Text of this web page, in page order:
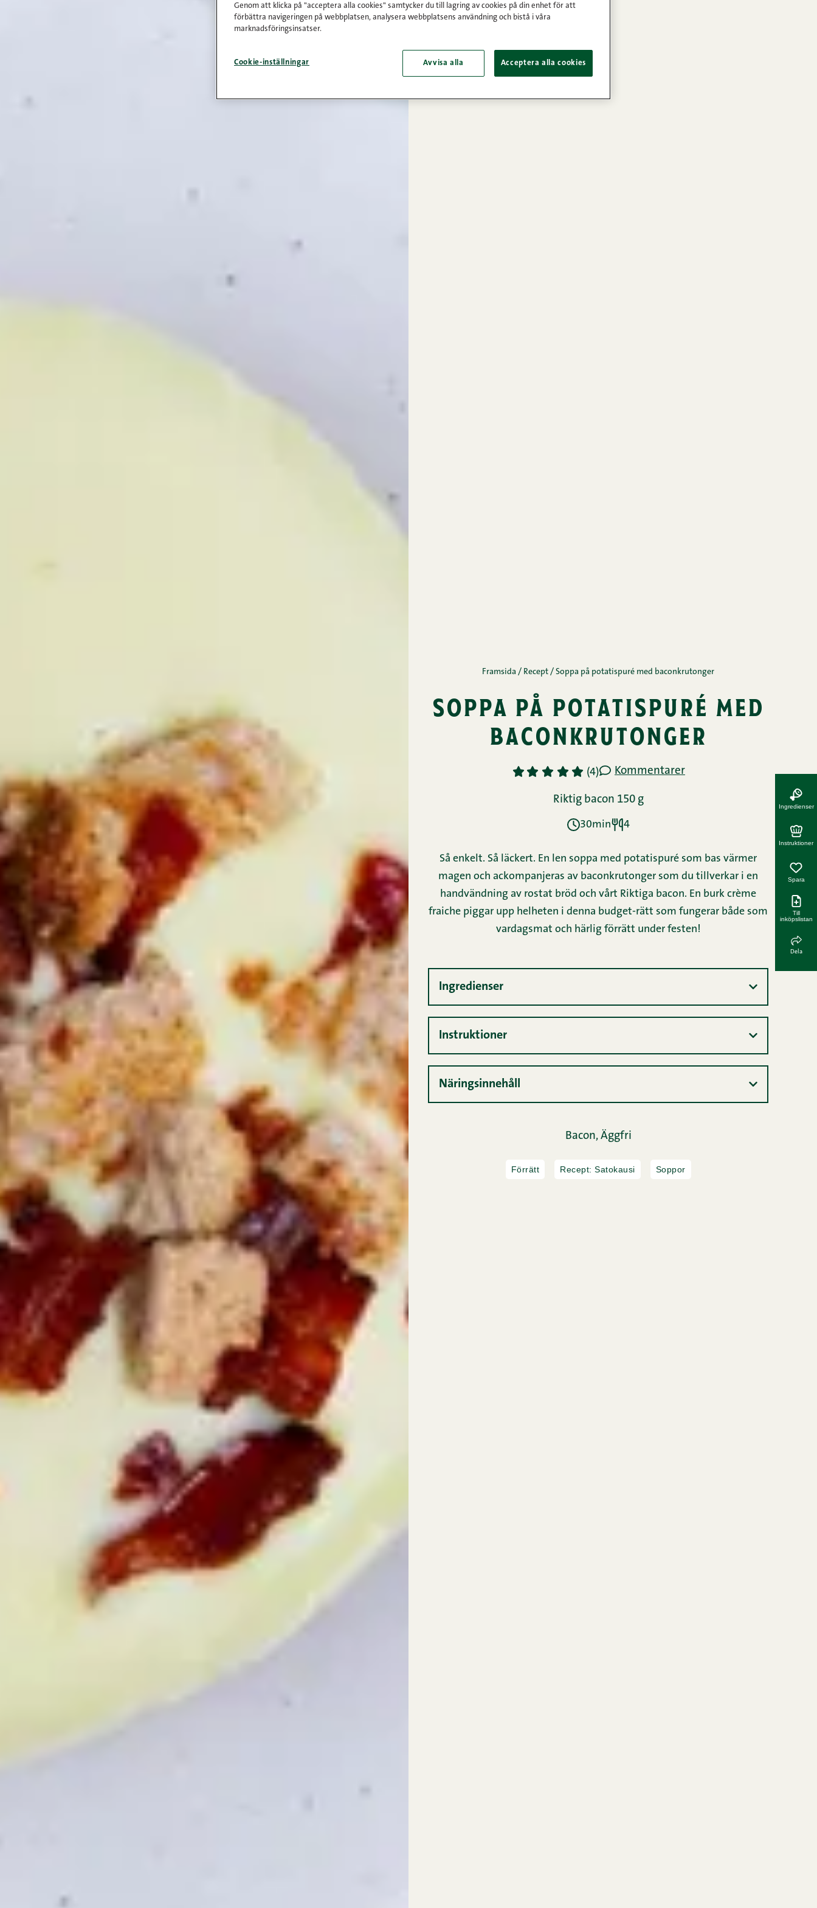
Framsida / Recept / Soppa på potatispuré med baconkrutonger
soppa på potatispuré med
baconkrutonger
1 2 3 4 5 (4) Kommentarer
Riktig bacon 150 g
30min 4
Så enkelt. Så läckert. En len soppa med potatispuré som bas värmer
magen och ackompanjeras av baconkrutonger som du tillverkar i en
handvändning av rostat bröd och vårt Riktiga bacon. En burk crème
fraiche piggar upp helheten i denna budget-rätt som fungerar både som
vardagsmat och härlig förrätt under festen!
Ingredienser
Instruktioner
Näringsinnehåll
Bacon, Äggfri
Förrätt Recept: Satokausi Soppor
Ingredienser
Instruktioner
Spara
Till
inköpslistan
Dela
Genom att klicka på "acceptera alla cookies" samtycker du till lagring av cookies på din enhet för att
förbättra navigeringen på webbplatsen, analysera webbplatsens användning och bistå i våra
marknadsföringsinsatser.
Cookie-inställningar Avvisa alla Acceptera alla cookies